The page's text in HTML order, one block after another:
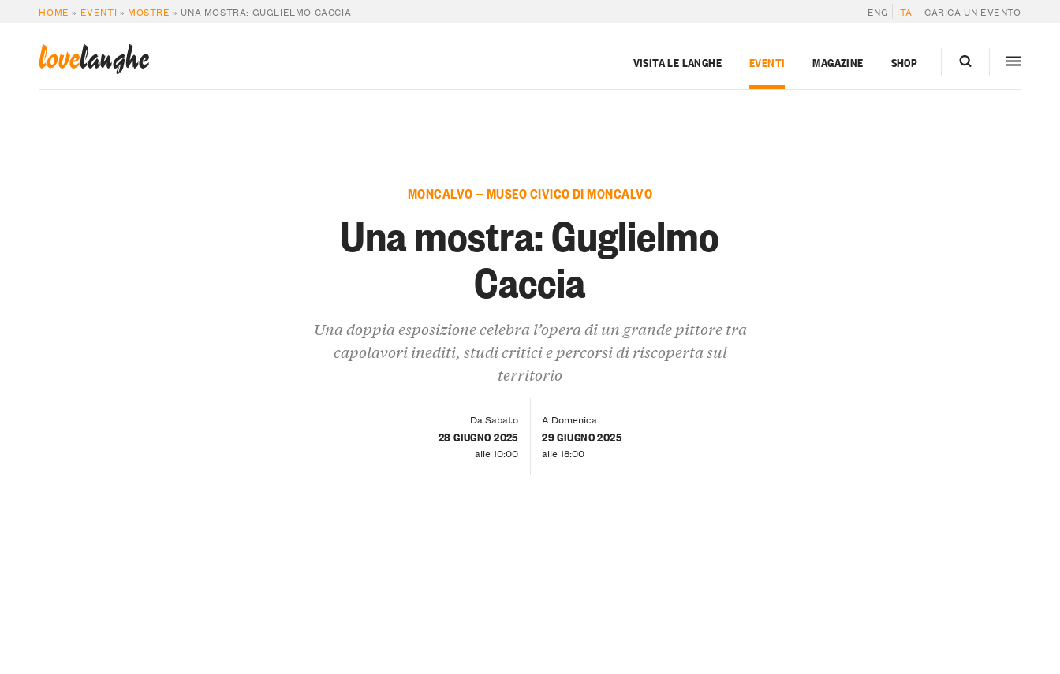
HOME » EVENTI » MOSTRE » UNA MOSTRA: GUGLIELMO CACCIA ENG ITA CARICA UN EVENTO
lovelanghe VISITA LE LANGHE EVENTI MAGAZINE SHOP
MONCALVO — MUSEO CIVICO DI MONCALVO
Una mostra: Guglielmo
Caccia
Una doppia esposizione celebra l’opera di un grande pittore tra
capolavori inediti, studi critici e percorsi di riscoperta sul
territorio
Da Sabato
28 GIUGNO 2025
alle 10:00
A Domenica
29 GIUGNO 2025
alle 18:00